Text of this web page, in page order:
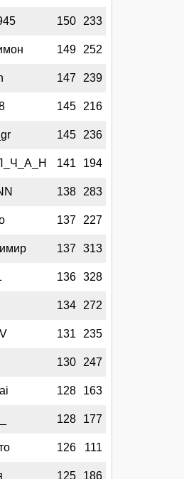
150 233
149 252
147 239
145 216
145 236
141 194
138 283
137 227
137 313
136 328
134 272
131 235
130 247
128 163
128 177
126 111
125 186